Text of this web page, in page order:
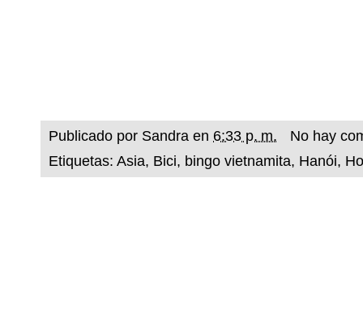
Publicado por Sandra en 6:33 p. m.
No hay
Etiquetas: Asia, Bici, bingo vietnamita, Hanói,